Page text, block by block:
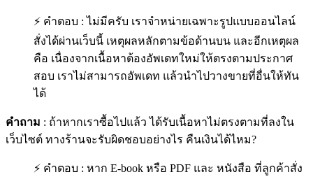
⚡ คำตอบ : ไม่มีครับ เราจำหน่ายเฉพาะรูปแบบออนไลน์
สั่งได้ผ่านเว็บนี้ เหตุผลหลักตามข้อด้านบน และอีกเหตุผล
คือ เนื่องจากเนื้อหาต้องอัพเดทใหม่ให้ตรงตามประกาศ
สอบ เราไม่สามารถอัพเดท แล้วนำไปวางขายที่อื่นให้ทัน
ได้
คำถาม : ถ้าหากเราซื้อไปแล้ว ได้รับเนื้อหาไม่ตรงตามที่ลงใน
เว็บไซต์ ทางร้านจะรับผิดชอบอย่างไร คืนเงินได้ไหม?
⚡ คำตอบ : หาก E-book หรือ PDF และ หนังสือ ที่ลูกค้าสั่ง